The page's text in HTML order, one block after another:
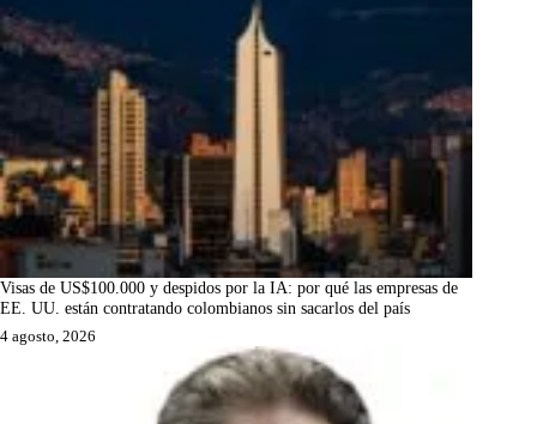
Visas de US$100.000 y despidos por la IA: por qué las empresas de
EE. UU. están contratando colombianos sin sacarlos del país
4 agosto, 2026